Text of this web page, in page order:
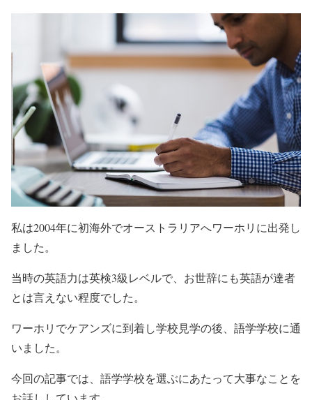
私は2004年に初海外でオーストラリアへワーホリに出発し
ました。
当時の英語力は英検3級レベルで、お世辞にも英語が達者
とは言えない程度でした。
ワーホリでケアンズに到着し学校見学の後、語学学校に通
いました。
今回の記事では、語学学校を選ぶにあたって大事なことを